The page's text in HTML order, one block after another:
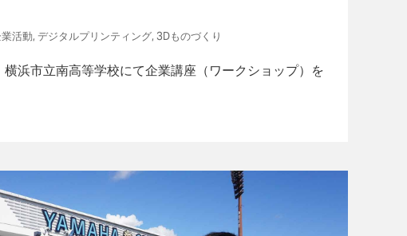
活動, デジタルプリンティング, 3Dものづくり
横浜市立南高等学校にて企業講座（ワークショップ）を